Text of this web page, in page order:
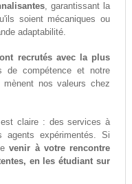
, garantissant la
soient mécaniques ou
adaptabilité.
recrutés avec la plus
de compétence et notre
nos valeurs chez
claire : des services à
agents expérimentés. Si
venir à votre rencontre
en les étudiant sur